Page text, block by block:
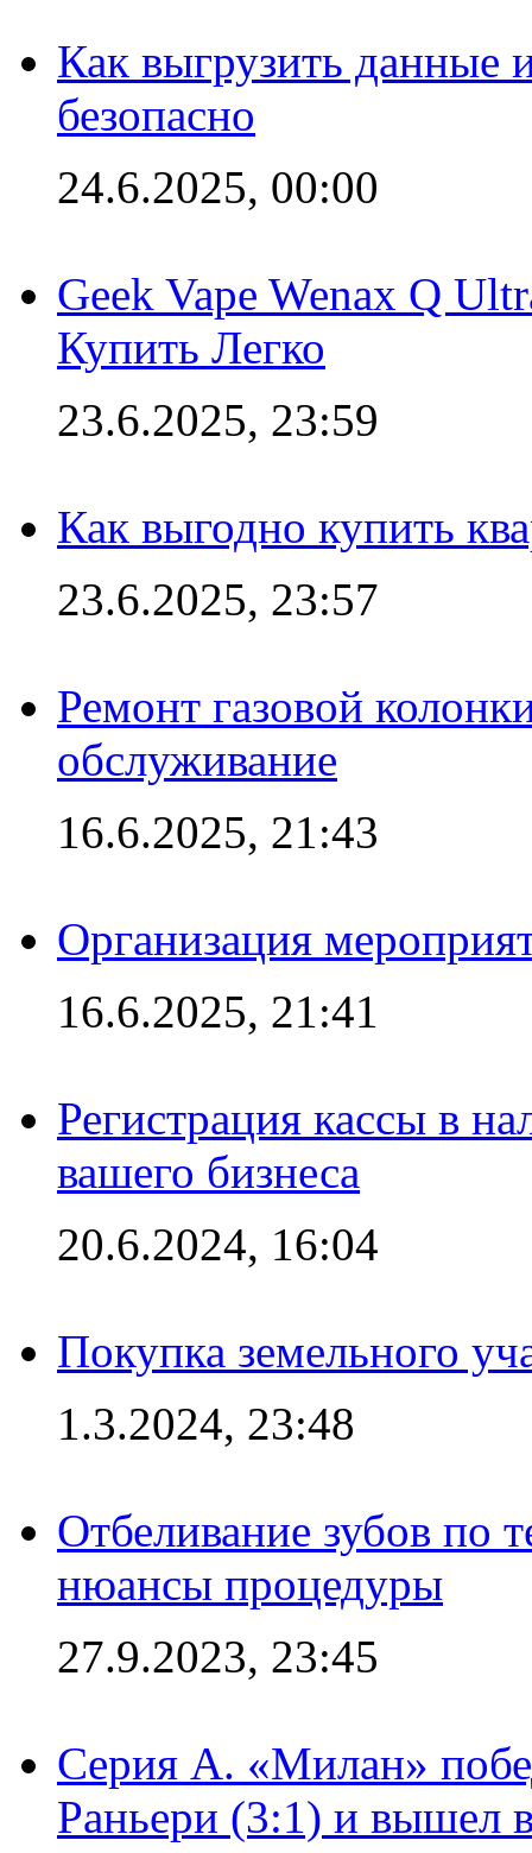
Как выгрузить данные
безопасно
24.6.2025, 00:00
Geek Vape Wenax Q
Купить Легко
23.6.2025, 23:59
Как выгодно купить
23.6.2025, 23:57
Ремонт газовой
обслуживание
16.6.2025, 21:43
Организация
16.6.2025, 21:41
Регистрация кассы в
вашего бизнеса
20.6.2024, 16:04
Покупка земельного
1.3.2024, 23:48
Отбеливание зубов по
нюансы процедуры
27.9.2023, 23:45
Серия А. «Милан»
Раньери (3:1) и вышел